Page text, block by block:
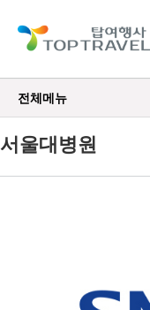
전체메뉴
서울대병원